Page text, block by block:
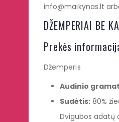
info@maikynas.lt
DŽEMPERIAI BE
Prekės
Džemperis
Audinio
Sudėtis: 80%
Dvigubos adatų